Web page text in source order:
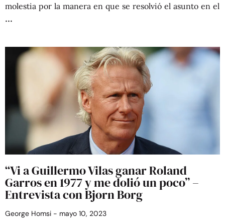
molestia por la manera en que se resolvió el asunto en el
“Vi a Guillermo Vilas ganar Roland
Garros en 1977 y me dolió un poco” –
Entrevista con Bjorn Borg
George Homsi mayo 10, 2023